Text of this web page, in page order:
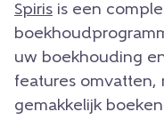
Spiris is een
uw boekhouding
features omvatten,
gemakkelijk